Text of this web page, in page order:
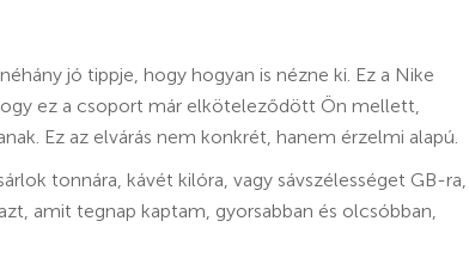
jó tippje, hogy hogyan is nézne ki. Ez a Nike
ez a csoport már elköteleződött Ön mellett,
Ez az elvárás nem konkrét, hanem érzelmi alapú.
tonnára, kávét kilóra, vagy sávszélességet GB-ra,
amit tegnap kaptam, gyorsabban és olcsóbban,